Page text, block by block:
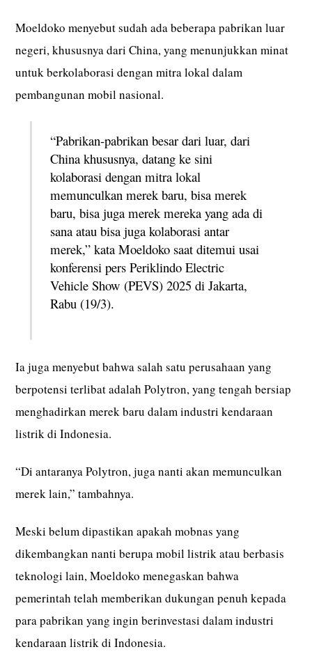
Moeldoko menyebut sudah ada beberapa pabrikan luar
negeri, khususnya dari China, yang menunjukkan minat
untuk berkolaborasi dengan mitra lokal dalam
pembangunan mobil nasional.
“Pabrikan-pabrikan besar dari luar, dari
China khususnya, datang ke sini
kolaborasi dengan mitra lokal
memunculkan merek baru, bisa merek
baru, bisa juga merek mereka yang ada di
sana atau bisa juga kolaborasi antar
merek,” kata Moeldoko saat ditemui usai
konferensi pers Periklindo Electric
Vehicle Show (PEVS) 2025 di Jakarta,
Rabu (19/3).
Ia juga menyebut bahwa salah satu perusahaan yang
berpotensi terlibat adalah Polytron, yang tengah bersiap
menghadirkan merek baru dalam industri kendaraan
listrik di Indonesia.
“Di antaranya Polytron, juga nanti akan memunculkan
merek lain,” tambahnya.
Meski belum dipastikan apakah mobnas yang
dikembangkan nanti berupa mobil listrik atau berbasis
teknologi lain, Moeldoko menegaskan bahwa
pemerintah telah memberikan dukungan penuh kepada
para pabrikan yang ingin berinvestasi dalam industri
kendaraan listrik di Indonesia.